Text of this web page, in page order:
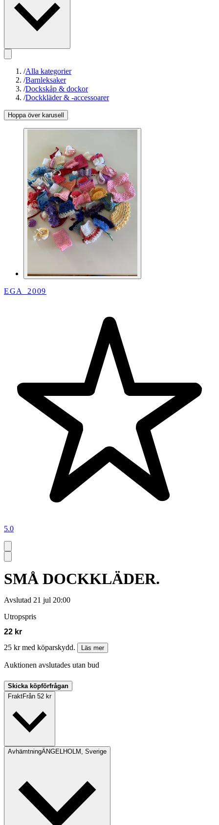
/Alla kategorier
/Barnleksaker
/Dockskåp & dockor
/Dockkläder & -accessoarer
Hoppa över karusell
EGA_2009
5.0
SMÅ DOCKKLÄDER.
Avslutad 21 jul 20:00
Utropspris
22 kr
25 kr med köparskydd.
Läs mer
Auktionen avslutades utan bud
Skicka köpförfrågan
FraktFrån 52 kr
AvhämtningÄNGELHOLM, Sverige